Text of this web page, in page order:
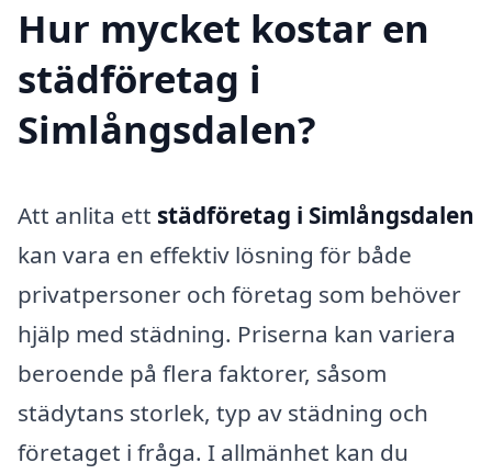
Hur mycket kostar en
städföretag i
Simlångsdalen?
Att anlita ett städföretag i Simlångsdalen
kan vara en effektiv lösning för både
privatpersoner och företag som behöver
hjälp med städning. Priserna kan variera
beroende på flera faktorer, såsom
städytans storlek, typ av städning och
företaget i fråga. I allmänhet kan du